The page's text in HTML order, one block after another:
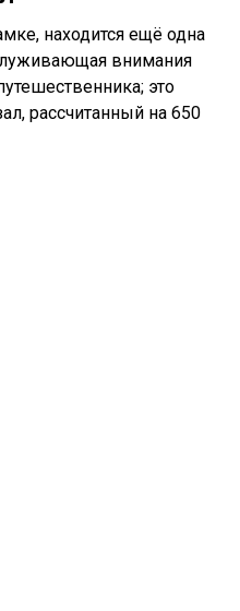
находится ещё одна
внимания
это
рассчитанный на 650